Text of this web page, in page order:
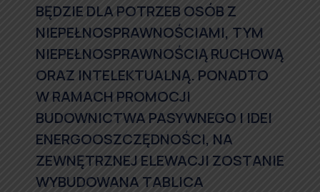
BĘDZIE DLA POTRZEB OSÓB Z
NIEPEŁNOSPRAWNOŚCIAMI, TYM
NIEPEŁNOSPRAWNOŚCIĄ RUCHOWĄ
ORAZ INTELEKTUALNĄ. PONADTO
W RAMACH PROMOCJI
BUDOWNICTWA PASYWNEGO I IDEI
ENERGOOSZCZĘDNOŚCI, NA
ZEWNĘTRZNEJ ELEWACJI ZOSTANIE
WYBUDOWANA TABLICA